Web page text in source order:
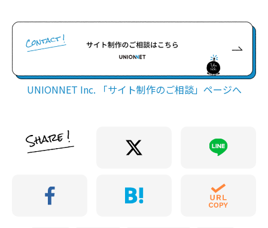
UNIONNET Inc. 「サイト制作のご相談」ページへ